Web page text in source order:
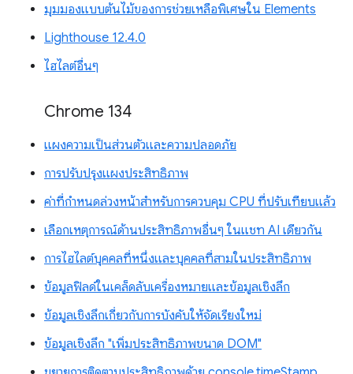
มุมมองแบบต้นไม้ของการช่วยเหลือพิเศษใน Elements
Lighthouse 12.4.0
ไฮไลต์อื่นๆ
Chrome 134
แผงความเป็นส่วนตัวและความปลอดภัย
การปรับปรุงแผงประสิทธิภาพ
ค่าที่กำหนดล่วงหน้าสำหรับการควบคุม CPU ที่ปรับเทียบแล้ว
เลือกเหตุการณ์ด้านประสิทธิภาพอื่นๆ ในแชท AI เดียวกัน
การไฮไลต์บุคคลที่หนึ่งและบุคคลที่สามในประสิทธิภาพ
ข้อมูลฟิลด์ในเคล็ดลับเครื่องหมายและข้อมูลเชิงลึก
ข้อมูลเชิงลึกเกี่ยวกับการบังคับให้จัดเรียงใหม่
ข้อมูลเชิงลึก "เพิ่มประสิทธิภาพขนาด DOM"